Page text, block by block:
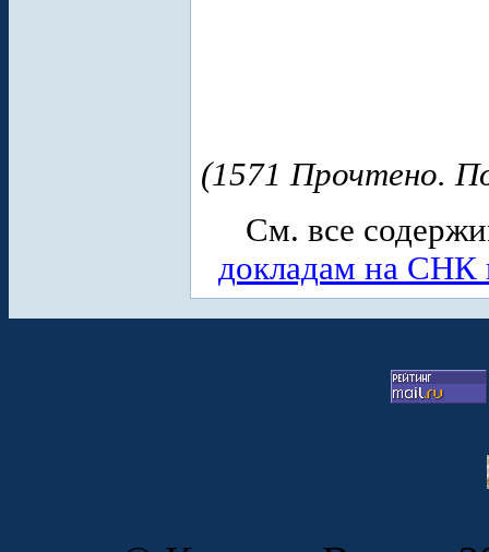
(1571 Прочтено.
См. все
докладам на СНК